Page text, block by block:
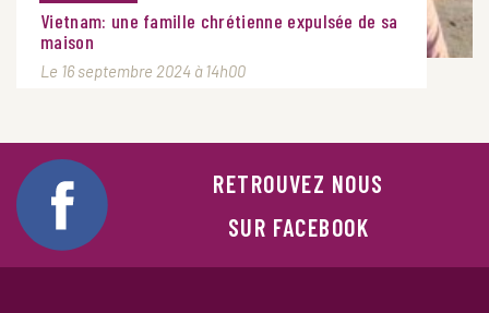
Vietnam: une famille chrétienne expulsée de sa
maison
Le 16 septembre 2024 à 14h00
RETROUVEZ NOUS
SUR FACEBOOK